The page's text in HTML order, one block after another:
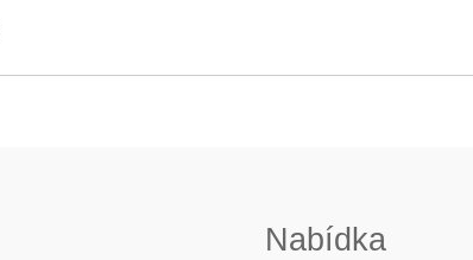
Nabídka